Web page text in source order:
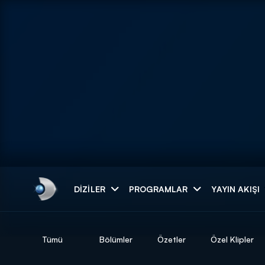
DIZILER PROGRAMLAR YAYIN AKIŞI
Tümü Bölümler Özetler Özel Klipler